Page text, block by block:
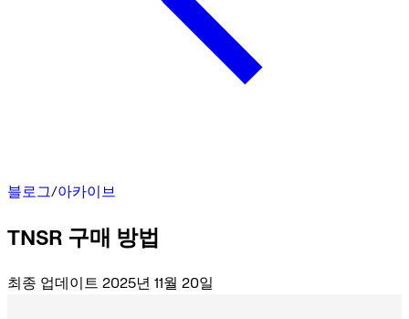
블로그/아카이브
TNSR 구매 방법
최종 업데이트 2025년 11월 20일